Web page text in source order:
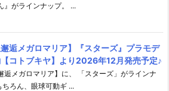
』がラインナップ。 ...
邂逅メガロマリア】『スターズ』プラモデ
コトブキヤ】より2026年12月発売予定♪
逅メガロマリア】に、 「スターズ」がラインナ
ちろん、眼球可動ギ ...